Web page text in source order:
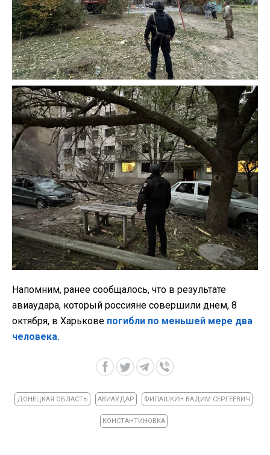
Напомним, ранее сообщалось, что в результате
авиаудара, который россияне совершили днем, 8
октября, в Харькове погибли по меньшей мере два
человека.
ДОНЕЦКАЯ ОБЛАСТЬ АВИАУДАР ФИЛАШКИН ВАДИМ СЕРГЕЕВИЧ
КОНСТАНТИНОВКА